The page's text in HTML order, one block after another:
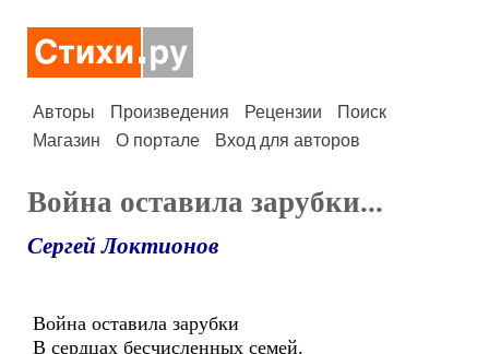
Авторы Произведения Рецензии
Поиск
Магазин
О портале Вход для авторов
Война оставила зарубки...
Сергей Локтионов
Война оставила зарубки
В сердцах бесчисленных семей.